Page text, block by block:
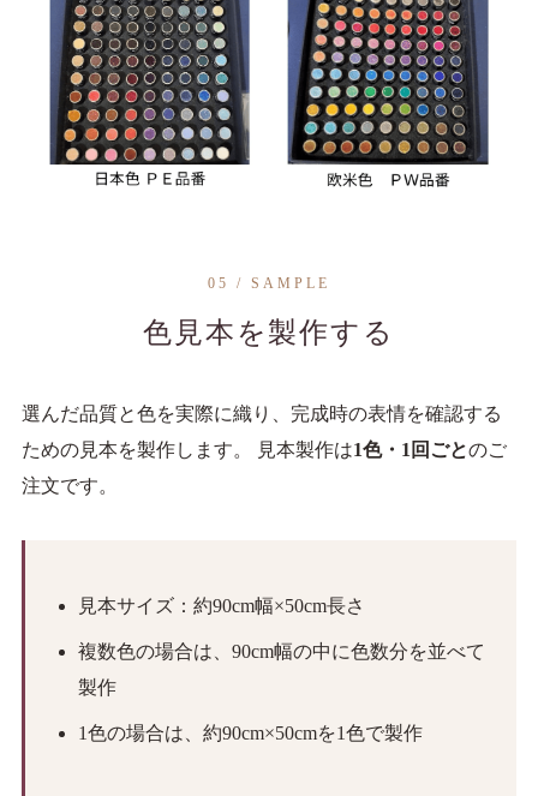
05 / SAMPLE
色見本を製作する
選んだ品質と色を実際に織り、完成時の表情を確認する
ための見本を製作します。 見本製作は1色・1回ごとのご
注文です。
見本サイズ：約90cm幅×50cm長さ
複数色の場合は、90cm幅の中に色数分を並べて
製作
1色の場合は、約90cm×50cmを1色で製作